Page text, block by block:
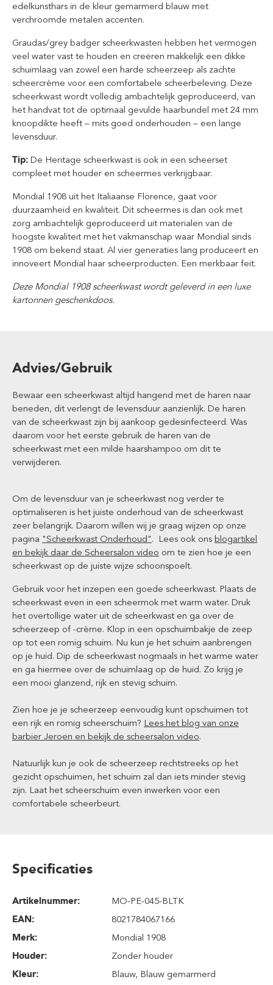
edelkunsthars in de kleur gemarmerd blauw met
verchroomde metalen accenten.
Graudas/grey badger scheerkwasten hebben het vermogen
veel water vast te houden en creëren makkelijk een dikke
schuimlaag van zowel een harde scheerzeep als zachte
scheercrème voor een comfortabele scheerbeleving. Deze
scheerkwast wordt volledig ambachtelijk geproduceerd, van
het handvat tot de optimaal gevulde haarbundel met 24 mm
knoopdikte heeft – mits goed onderhouden – een lange
levensduur.
Tip: De Heritage scheerkwast is ook in een scheerset
compleet met houder en scheermes verkrijgbaar.
Mondial 1908 uit het Italiaanse Florence, gaat voor
duurzaamheid en kwaliteit. Dit scheermes is dan ook met
zorg ambachtelijk geproduceerd uit materialen van de
hoogste kwaliteit met het vakmanschap waar Mondial sinds
1908 om bekend staat. Al vier generaties lang produceert en
innoveert Mondial haar scheerproducten. Een merkbaar feit.
Deze Mondial 1908 scheerkwast wordt geleverd in een luxe
kartonnen geschenkdoos.
Advies/Gebruik
Bewaar een scheerkwast altijd hangend met de haren naar
beneden, dit verlengt de levensduur aanzienlijk. De haren
van de scheerkwast zijn bij aankoop gedesinfecteerd. Was
daarom voor het eerste gebruik de haren van de
scheerkwast met een milde haarshampoo om dit te
verwijderen.
Om de levensduur van je scheerkwast nog verder te
optimaliseren is het juiste onderhoud van de scheerkwast
zeer belangrijk. Daarom willen wij je graag wijzen op onze
pagina "Scheerkwast Onderhoud". Lees ook ons blogartikel
en bekijk daar de Scheersalon video om te zien hoe je een
scheerkwast op de juiste wijze schoonspoelt.
Gebruik voor het inzepen een goede scheerkwast. Plaats de
scheerkwast even in een scheermok met warm water. Druk
het overtollige water uit de scheerkwast en ga over de
scheerzeep of -crème. Klop in een opschuimbakje de zeep
op tot een romig schuim. Nu kun je het schuim aanbrengen
op je huid. Dip de scheerkwast nogmaals in het warme water
en ga hiermee over de schuimlaag op de huid. Zo krijg je
een mooi glanzend, rijk en stevig schuim.
Zien hoe je je scheerzeep eenvoudig kunt opschuimen tot
een rijk en romig scheerschuim? Lees het blog van onze
barbier Jeroen en bekijk de scheersalon video.
Natuurlijk kun je ook de scheerzeep rechtstreeks op het
gezicht opschuimen, het schuim zal dan iets minder stevig
zijn. Laat het scheerschuim even inwerken voor een
comfortabele scheerbeurt.
Specificaties
Artikelnummer:
MO-PE-045-BLTK
EAN:
8021784067166
Merk:
Mondial 1908
Houder:
Zonder houder
Kleur:
Blauw, Blauw gemarmerd